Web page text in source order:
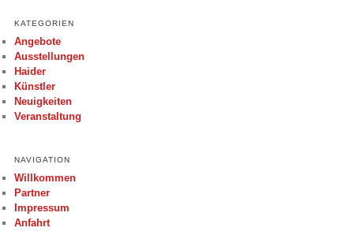
h
e
n
KATEGORIEN
Angebote
Ausstellungen
Haider
Künstler
Neuigkeiten
Veranstaltung
NAVIGATION
Willkommen
Partner
Impressum
Anfahrt